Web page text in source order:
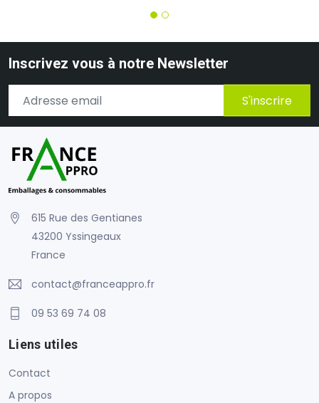
Inscrivez vous à notre Newsletter
S'inscrire
615 Rue des Gentianes
43200 Yssingeaux
France
contact@franceappro.fr
09 53 69 74 08
Liens utiles
Contact
A propos